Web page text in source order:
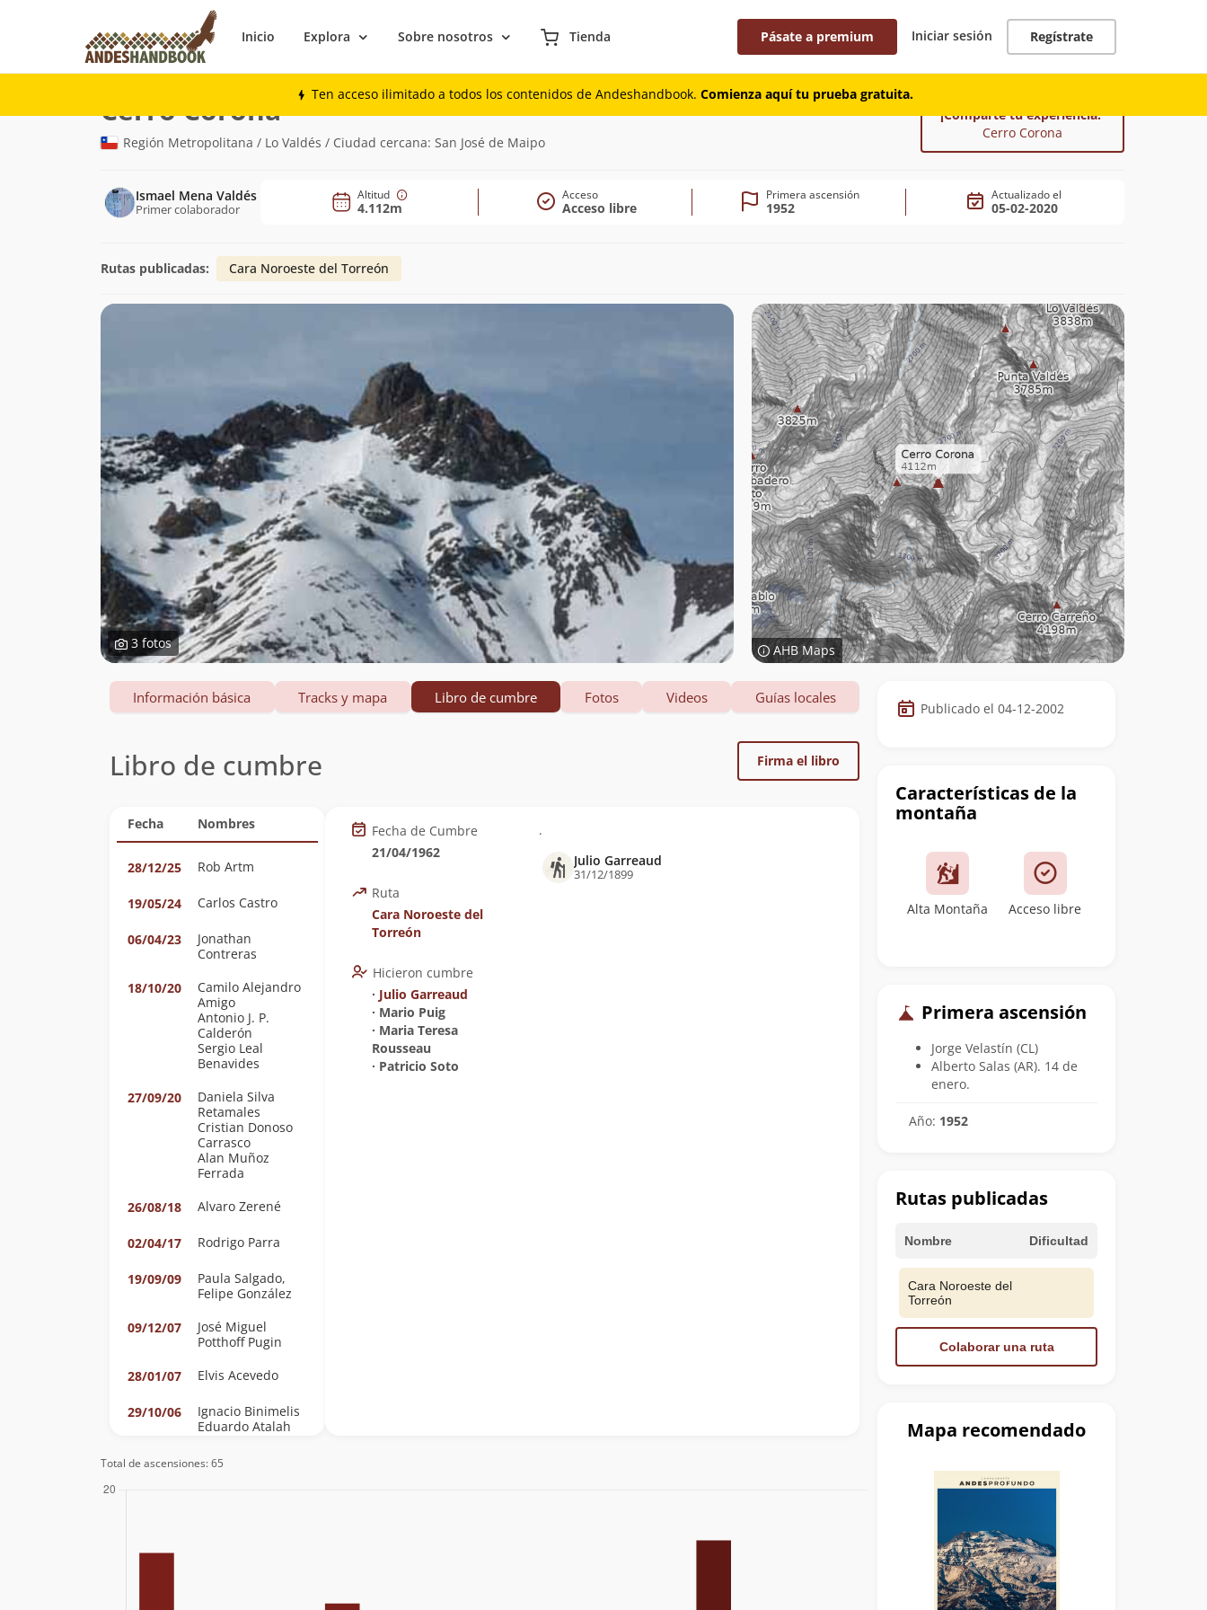
Inicio Explora Sobre nosotros Tienda Pásate a premium Iniciar sesión Regístrate
Ten acceso ilimitado a todos los contenidos de Andeshandbook. Comienza aquí tu prueba gratuita.
Montaña
Cerro Corona (4.112m)
Región Metropolitana / Lo Valdés / Ciudad cercana: San José de Maipo
¡Comparte tu experiencia!
Cerro Corona
Ismael Mena Valdés
Primer colaborador
Altitud
4.112m
Acceso
Acceso libre
Primera ascensión
1952
Actualizado el
05-02-2020
Rutas publicadas: Cara Noroeste del Torreón
3 fotos AHB Maps
Datos
de
cumbre
Publicado el 04-12-2002
Características de la
montaña
Alta Montaña Acceso libre
Primera ascensión
Jorge Velastín (CL)
Alberto Salas (AR). 14 de
enero.
Año: 1952
Rutas publicadas
Nombre Dificultad
Cara Noroeste del
Torreón
Colaborar una ruta
Mapa recomendado
Información básica Tracks y mapa Libro de cumbre Fotos Videos Guías locales
Libro de cumbre Firma el libro
Fecha Nombres
28/12/25 Rob Artm
19/05/24 Carlos Castro
06/04/23
Jonathan
Contreras
18/10/20
Camilo Alejandro
Amigo
Antonio J. P.
Calderón
Sergio Leal
Benavides
27/09/20
Daniela Silva
Retamales
Cristian Donoso
Carrasco
Alan Muñoz
Ferrada
26/08/18
Alvaro Zerené
02/04/17 Rodrigo Parra
19/09/09
Paula Salgado,
Felipe González
09/12/07
José Miguel
Potthoff Pugin
28/01/07
Elvis Acevedo
29/10/06
Ignacio Binimelis
Eduardo Atalah
Fecha de Cumbre
21/04/1962
Ruta
Cara Noroeste del
Torreón
Hicieron cumbre
∙ Julio Garreaud
∙ Mario Puig
∙ Maria Teresa
Rousseau
∙ Patricio Soto
.
Julio Garreaud
31/12/1899
Total de ascensiones: 65